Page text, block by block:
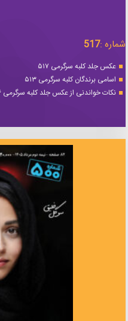
شماره :517
عکس جلد کلبه سرگرمی ۵۱۷
اسامی برندگان کلبه سرگرمی ۵۱۳
نکات خواندنی از عکس جلد کلبه سرگرمی ۵۱۶